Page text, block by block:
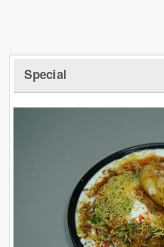
Special